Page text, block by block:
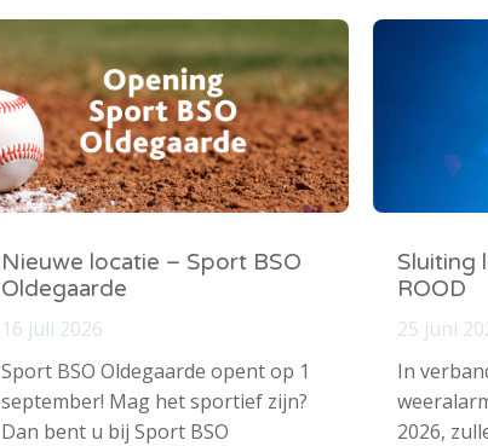
Nieuwe locatie – Sport BSO
Oldegaarde
16 juli 2026
Sport BSO Oldegaarde opent op 1
september! Mag het sportief zijn?
Dan bent u bij Sport BSO
Sluiting
ROOD
25 juni
In
2026,